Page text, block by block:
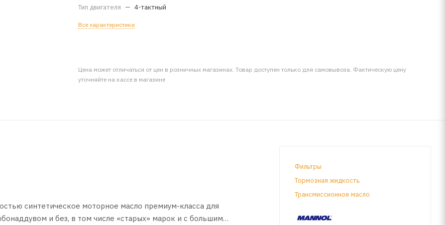
Тип двигателя — 4-тактный
Все характеристики
Цена может отличаться от цен в розничных магазинах. Товар доступен только для самовывоза. Фактическую цену
уточняйте на кассе в магазине
синтетическое моторное масло премиум-класса для
и без, в том числе «старых» марок и с большим
Фильтры
Тормозная жидкость
Трансмиссионное масло